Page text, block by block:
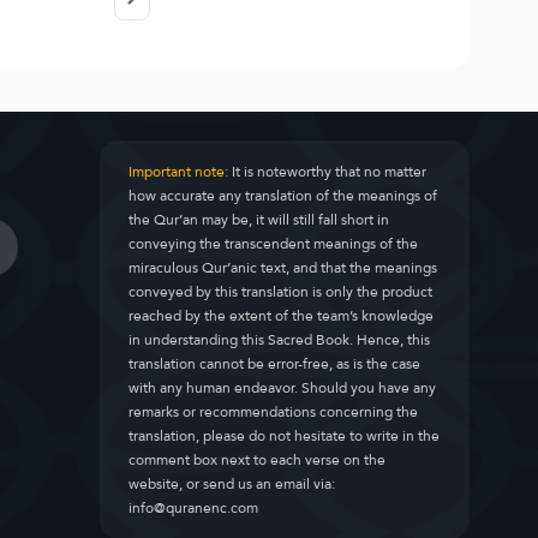
Important note:It is noteworthy that no matter
how accurate any translation of the meanings of
the Qur’an may be, it will still fall short in
conveying the transcendent meanings of the
miraculous Qur’anic text, and that the meanings
conveyed by this translation is only the product
reached by the extent of the team’s knowledge
in understanding this Sacred Book. Hence, this
translation cannot be error-free, as is the case
with any human endeavor. Should you have any
remarks or recommendations concerning the
translation, please do not hesitate to write in the
comment box next to each verse on the
website, or send us an email via:
info@quranenc.com